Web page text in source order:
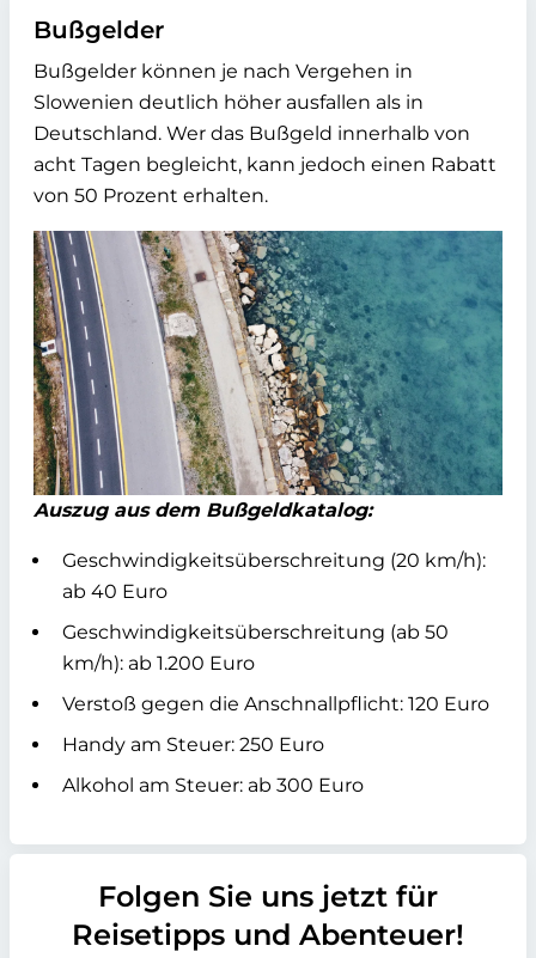
Bußgelder
Bußgelder können je nach Vergehen in
Slowenien deutlich höher ausfallen als in
Deutschland. Wer das Bußgeld innerhalb von
acht Tagen begleicht, kann jedoch einen Rabatt
von 50 Prozent erhalten.
Auszug aus dem Bußgeldkatalog:
Geschwindigkeitsüberschreitung (20 km/h):
ab 40 Euro
Geschwindigkeitsüberschreitung (ab 50
km/h): ab 1.200 Euro
Verstoß gegen die Anschnallpflicht: 120 Euro
Handy am Steuer: 250 Euro
Alkohol am Steuer: ab 300 Euro
Folgen Sie uns jetzt für
Reisetipps und Abenteuer!